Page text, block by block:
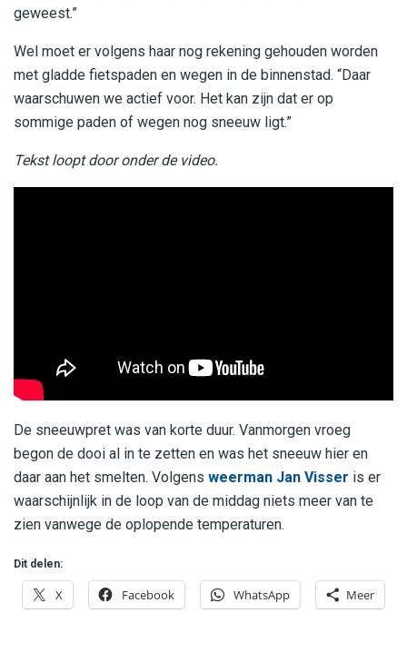
geweest.”
Wel moet er volgens haar nog rekening gehouden worden
met gladde fietspaden en wegen in de binnenstad. “Daar
waarschuwen we actief voor. Het kan zijn dat er op
sommige paden of wegen nog sneeuw ligt.”
Tekst loopt door onder de video.
De sneeuwpret was van korte duur. Vanmorgen vroeg
begon de dooi al in te zetten en was het sneeuw hier en
daar aan het smelten. Volgens weerman Jan Visser is er
waarschijnlijk in de loop van de middag niets meer van te
zien vanwege de oplopende temperaturen.
Dit delen:
X Facebook WhatsApp Meer